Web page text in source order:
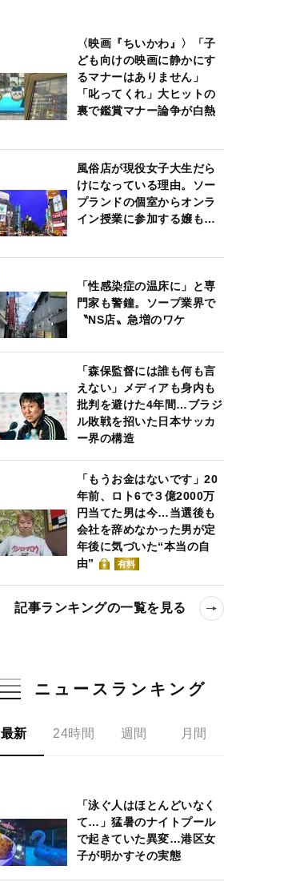
〈映画『ちいかわ』〉「子
ども向けの映画に静かにす
るマナーはありません」
「叱ってくれ」大ヒットの
裏で鑑賞マナー論争が白熱
風俗店が現役女子大生だら
けになっている理由。ソー
プランドの個室からオンラ
イン授業に参加する嬢も…
「性感染症の温床に」と専
門家も警鐘。ソープ業界で
〝NS店〟急増のワケ
「森保監督には誰も何も言
えない」メディアも身内も
批判を避けた4年間…ブラジ
ル敗戦を招いた日本サッカ
ー界の構造
「もうお金はないです」20
年前、ロト6で３億2000万
円当てた男は今…当選後も
会社を辞めなかった男が定
年後に気づいた“本当の自
由”
有料
記事ランキングの一覧を見る
ニュースランキング
最新 24時間 週間 月間
「泳ぐ人はほとんどいなく
て…」猛暑のナイトプール
で起きていた異変…港区女
子が明かすその実態